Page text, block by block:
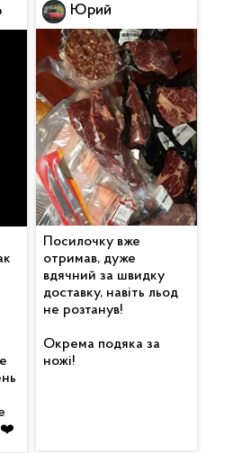
Посилочку вже
отримав, дуже
вдячний за швидку
доставку, навіть льод
не розтанув!
Окрема подяка за
ножі!
Юрий